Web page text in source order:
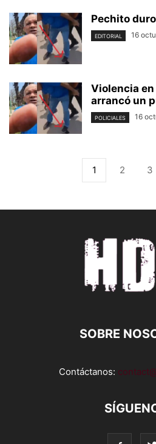
Pechito duro
EDITORIAL 16
Violencia
arrancó un
POLICIALES 16
1 2 3
SOBRE
Contáctanos: